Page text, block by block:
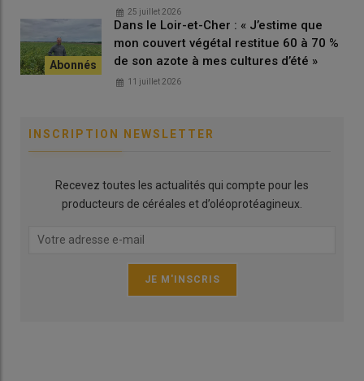
25 juillet 2026
Dans le Loir-et-Cher : « J’estime que
mon couvert végétal restitue 60 à 70 %
de son azote à mes cultures d’été »
11 juillet 2026
INSCRIPTION NEWSLETTER
Recevez toutes les actualités qui compte pour les
producteurs de céréales et d’oléoprotéagineux.